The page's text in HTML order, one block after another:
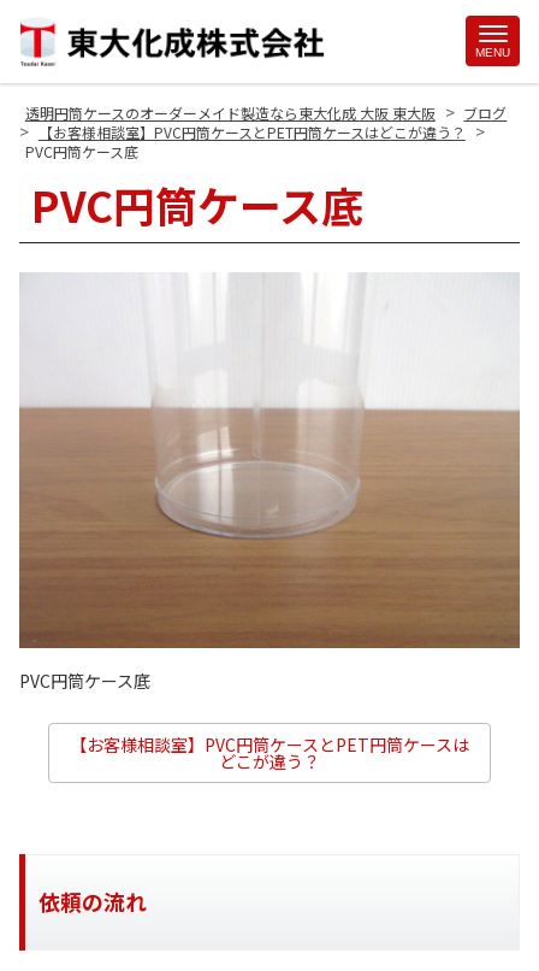
MENU
透明円筒ケースのオーダーメイド製造なら東大化成 大阪 東大阪 > ブログ
> 【お客様相談室】PVC円筒ケースとPET円筒ケースはどこが違う？ >
PVC円筒ケース底
PVC円筒ケース底
PVC円筒ケース底
【お客様相談室】PVC円筒ケースとPET円筒ケースは
どこが違う？
依頼の流れ
Site
Footer